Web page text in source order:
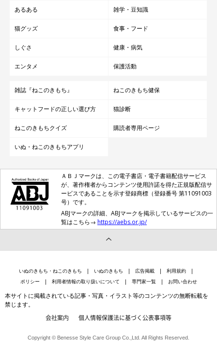
あるある 雑学・豆知識
猫グッズ 食事・フード
しぐさ 健康・病気
エンタメ 保護活動
雑誌『ねこのきもち』 ねこのきもち健保
キャットフードの正しい選び方 猫診断
ねこのきもちクイズ 購読者専用ページ
いぬ・ねこのきもちアプリ
ＡＢＪマークは、この電子書店・電子書籍配信サービス
が、著作権者からコンテンツ使用許諾を得た正規版配信サ
ービスであることを示す登録商標（登録番号 第11091003
号）です。
ABJマークの詳細、ABJマークを掲示しているサービスの一
覧はこちら→ https://aebs.or.jp/
いぬのきもち・ねこのきもち いぬのきもち 広告掲載
利用規約
ポリシー
利用者情報の取り扱いについて 専門家一覧 お問い合わせ
本サイトに掲載されている記事・写真・イラスト等のコンテンツの無断転載を
禁じます。
会社案内 個人情報保護法に基づく公表事項等
Copyright © Benesse Style Care Group Co.,Ltd. All Rights Reserved.